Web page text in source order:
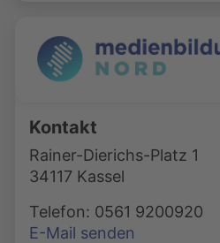
Kontakt
Rainer-Dierichs-Platz 1
34117 Kassel
Telefon: 0561 9200920
E-Mail senden